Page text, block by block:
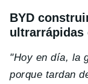
BYD
ultrarrápidas
"Hoy en día, la
porque tardan